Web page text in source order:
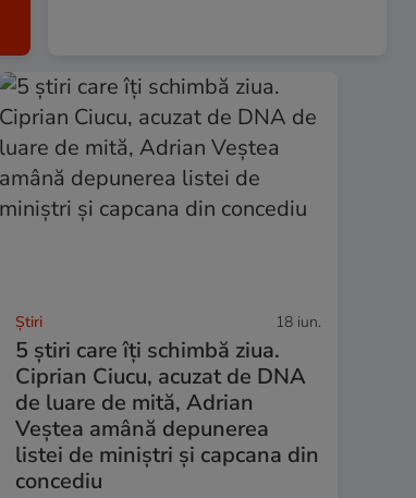
Ştiri 18 iun.
5 știri care îți schimbă ziua.
Ciprian Ciucu, acuzat de DNA
de luare de mită, Adrian
Veștea amână depunerea
listei de miniștri și capcana din
concediu